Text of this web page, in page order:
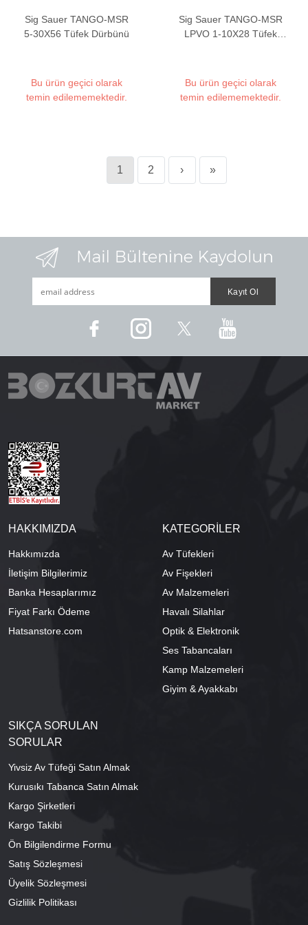
Sig Sauer TANGO-MSR
5-30X56 Tüfek Dürbünü
Bu ürün geçici olarak
temin edilememektedir.
Sig Sauer TANGO-MSR
LPVO 1-10X28 Tüfek
Bu ürün geçici olarak
temin edilememektedir.
1 2 › »
HAKKIMIZDA
Hakkımızda
İletişim Bilgilerimiz
Banka Hesaplarımız
Fiyat Farkı Ödeme
Hatsanstore.com
KATEGORİLER
Av Tüfekleri
Av Fişekleri
Av Malzemeleri
Havalı Silahlar
Optik & Elektronik
Ses Tabancaları
Kamp Malzemeleri
Giyim & Ayakkabı
SIKÇA SORULAN
SORULAR
Yivsiz Av Tüfeği Satın Almak
Kurusıkı Tabanca Satın Almak
Kargo Şirketleri
Kargo Takibi
Ön Bilgilendirme Formu
Satış Sözleşmesi
Üyelik Sözleşmesi
Gizlilik Politikası